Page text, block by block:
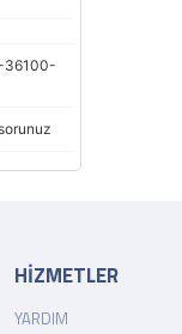
36100-
HİZMETLER
YARDIM